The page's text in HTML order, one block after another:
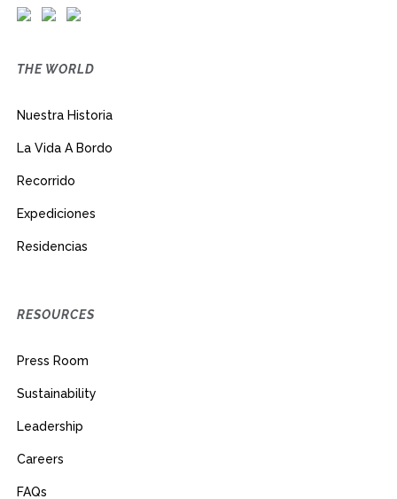
THE WORLD
Nuestra Historia
La Vida A Bordo
Recorrido
Expediciones
Residencias
RESOURCES
Press Room
Sustainability
Leadership
Careers
FAQs